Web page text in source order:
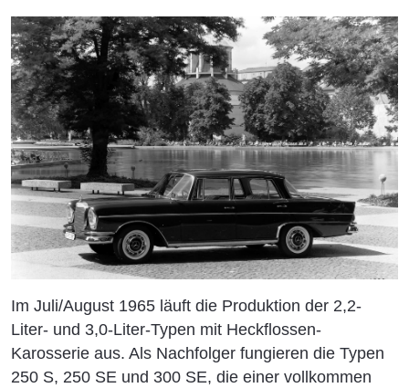
Im Juli/August 1965 läuft die Produktion der 2,2-
Liter- und 3,0-Liter-Typen mit Heckflossen-
Karosserie aus. Als Nachfolger fungieren die Typen
250 S, 250 SE und 300 SE, die einer vollkommen